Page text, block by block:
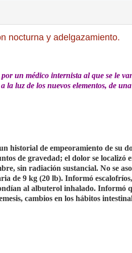
nocturna y adelgazamiento.
un médico internista al que se le
luz de los nuevos elementos, de
historial de empeoramiento de su
de gravedad; el dolor se localizó
sin radiación sustancial. No se
de 9 kg (20 lb). Informó
al albuterol inhalado. Informó
cambios en los hábitos